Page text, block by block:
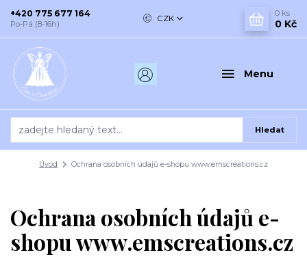
Menu
CZK
Hledat
+420 775 677 164
Po-Pá (8-16h)
0 ks
0 Kč
Úvod Ochrana osobních údajů e-shopu www.emscreations.cz
Ochrana osobních údajů e-
shopu www.emscreations.cz